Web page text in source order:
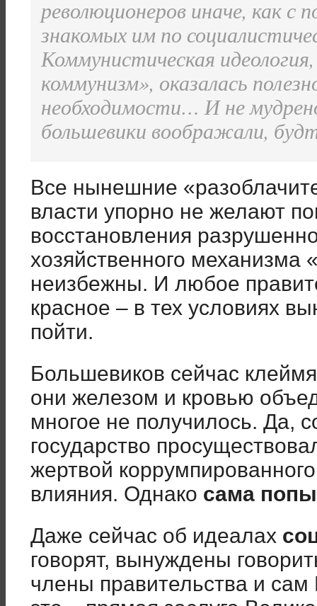
революционеров иначе, как
знакомых им по
Коммунистическая
коммунизм», оказалась
необходимости… И не
большевики воображали,
Все нынешние
власти упорно не желают
восстановления
хозяйственного
неизбежны. И любое
красное – в тех условиях
пойти.
Большевиков сейчас
они железом и кровью
многое не получилось. Да,
государство
жертвой
влияния. Однако сама
Даже сейчас об идеалах
говорят, вынуждены
члены правительства и